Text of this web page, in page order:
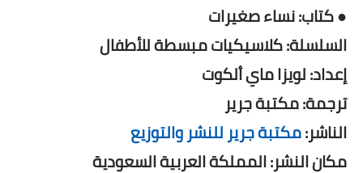
● كتاب: نساء صغيرات
السلسلة: كلاسيكيات مبسطة للأطفال
إعداد: لويزا ماي ألكوت
ترجمة: مكتبة جرير
الناشر:مكتبة جرير للنشر والتوزيع
مكان النشر: المملكة العربية السعودية